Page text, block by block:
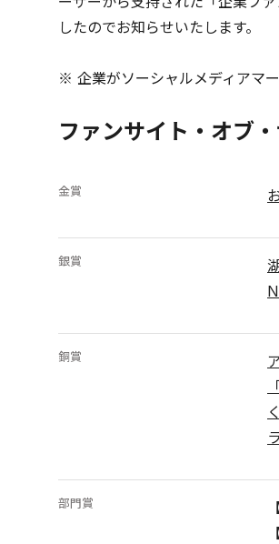
したのでお知らせいたします。
※ 企業がソーシャルメディアマ
ファンサイト・オブ
金賞
銀賞
銅賞
部門賞